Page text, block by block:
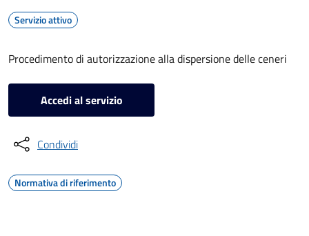
Servizio attivo
Procedimento di autorizzazione alla dispersione delle ceneri
Accedi al servizio
Condividi
Normativa di riferimento